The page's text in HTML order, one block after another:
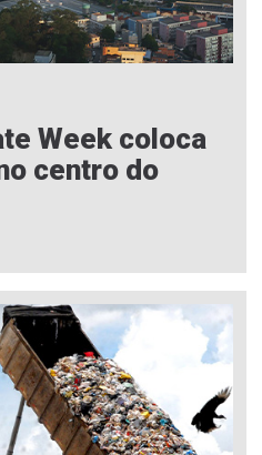
Week coloca
centro do